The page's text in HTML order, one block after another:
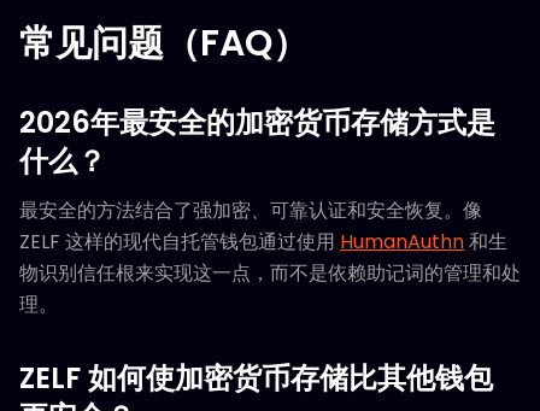
常见问题（FAQ）
2026年最安全的加密货币存储方式是
什么？
最安全的方法结合了强加密、可靠认证和安全恢复。像
ZELF 这样的现代自托管钱包通过使用 HumanAuthn和生
物识别信任根来实现这一点，而不是依赖助记词的管理和处
理。
ZELF 如何使加密货币存储比其他钱包